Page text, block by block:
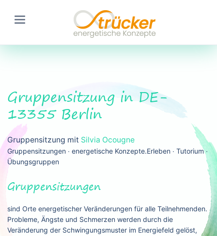
Gruppensitzung in DE-
13355 Berlin
Gruppensitzung mit Silvia Ocougne
Gruppensitzungen ∙ energetische Konzepte.Erleben ∙ Tutorium ∙
Übungsgruppen
Gruppensitzungen
sind Orte energetischer Veränderungen für alle Teilnehmenden.
Probleme, Ängste und Schmerzen werden durch die
Veränderung der Schwingungsmuster im Energiefeld gelöst,